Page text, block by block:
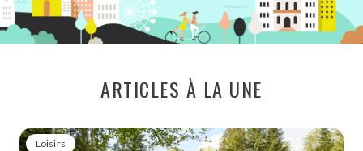
ARTICLES À LA UNE
Loisirs